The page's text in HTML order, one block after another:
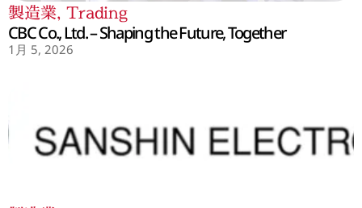
製造業, Trading
CBC Co., Ltd. – Shaping the Future, Together
1月 5, 2026